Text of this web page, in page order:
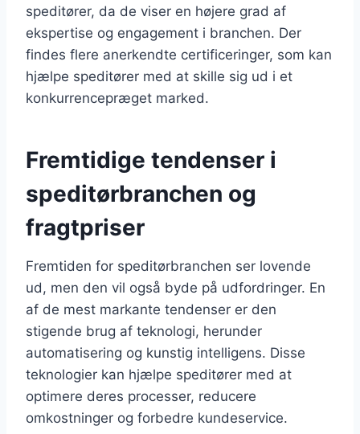
speditører, da de viser en højere grad af
ekspertise og engagement i branchen. Der
findes flere anerkendte certificeringer, som kan
hjælpe speditører med at skille sig ud i et
konkurrencepræget marked.
Fremtidige tendenser i
speditørbranchen og
fragtpriser
Fremtiden for speditørbranchen ser lovende
ud, men den vil også byde på udfordringer. En
af de mest markante tendenser er den
stigende brug af teknologi, herunder
automatisering og kunstig intelligens. Disse
teknologier kan hjælpe speditører med at
optimere deres processer, reducere
omkostninger og forbedre kundeservice.